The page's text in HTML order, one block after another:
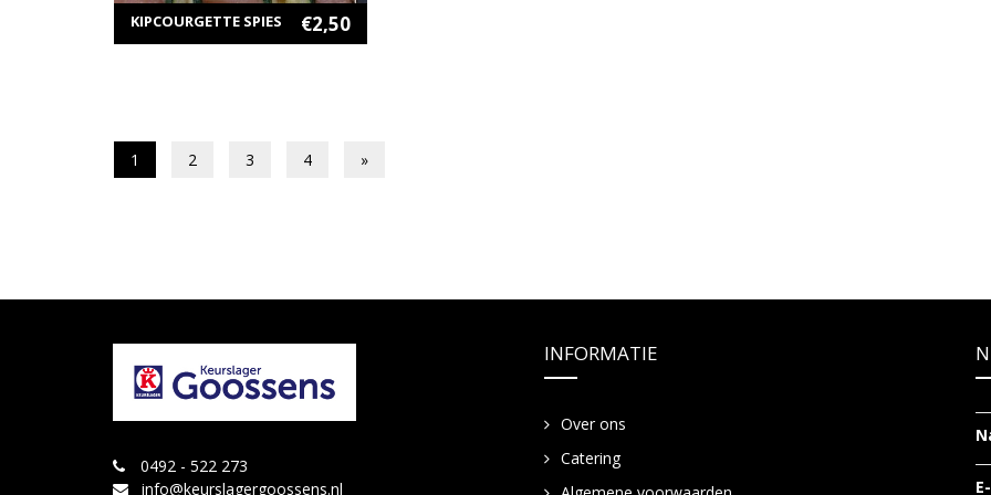
€2,50
KIPCOURGETTE SPIES
1 2 3 4 »
0492 - 522 273
info@keurslagergoossens.nl
INFORMATIE
Over ons
Catering